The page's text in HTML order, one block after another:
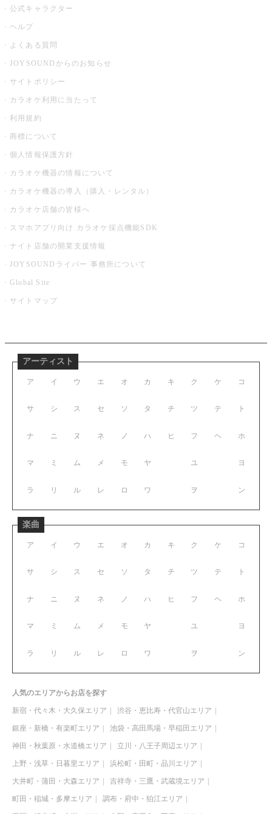
公式キャラクター
ヘルプ
よくある質問
JOYSOUNDからのお知らせ
サイトポリシー
カラオケ利用に当たって
利用規約
商標について
個人情報保護方針
カラオケ機器の情報について
カラオケ機器の導入（購入・レンタル）
カラオケ店舗の皆様へ
スマホアプリ向け カラオケ採点機能SDK
ナイト店舗の開業支援情報
JOYSOUNDライバー 事務所について
Global Site
サイトマップ
アーティスト
ア イ ウ エ オ
サ シ ス セ ソ
ナ ニ ヌ ネ ノ
マ ミ ム メ モ
ラ リ ル レ ロ
カ キ ク ケ コ
タ チ ツ テ ト
ハ ヒ フ ヘ ホ
ヤ ユ ヨ
ワ ヲ ン
楽曲
ア イ ウ エ オ
サ シ ス セ ソ
ナ ニ ヌ ネ ノ
マ ミ ム メ モ
ラ リ ル レ ロ
カ キ ク ケ コ
タ チ ツ テ ト
ハ ヒ フ ヘ ホ
ヤ ユ ヨ
ワ ヲ ン
人気のエリアからお店を探す
新宿・代々木・大久保エリア 渋谷・恵比寿・代官山エリア
銀座・新橋・有楽町エリア 池袋・高田馬場・早稲田エリア
神田・秋葉原・水道橋エリア 立川・八王子周辺エリア
上野・浅草・日暮里エリア 浜松町・田町・品川エリア
大井町・蒲田・大森エリア 吉祥寺・三鷹・武蔵境エリア
町田・稲城・多摩エリア 調布・府中・狛江エリア